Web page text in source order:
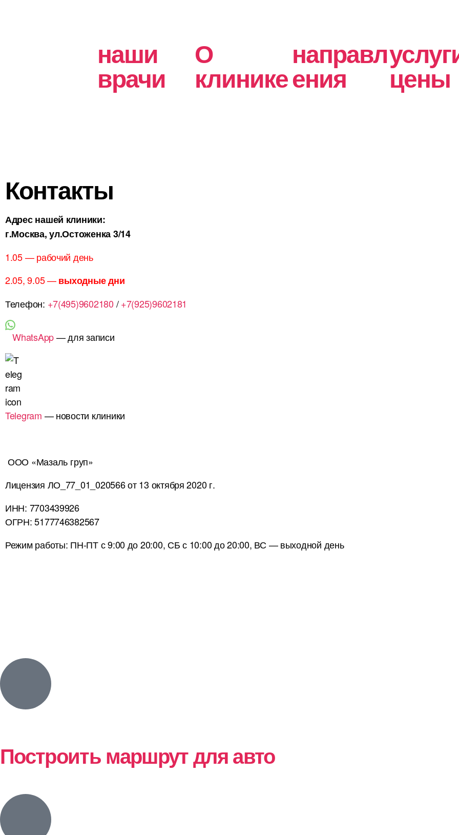
наши
врачи
О
клинике
направл
ения цены
Контакты
Адрес нашей клиники:
г.Москва, ул.Остоженка 3/14
1.05 — рабочий день
2.05, 9.05 —выходные дни
Телефон: +7(495)9602180 /+7(925)9602181
WhatsApp— для записи
Telegram — новости клиники
ООО «Мазаль груп»
Лицензия ЛО_77_01_020566 от 13 октября 2020 г.
ИНН: 7703439926
ОГРН: 5177746382567
Режим работы: ПН-ПТ с 9:00 до 20:00, СБ с 10:00 до 20:00, ВС — выходной день
Построить маршрут для авто